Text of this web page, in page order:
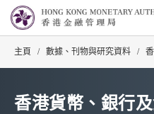
主頁 / 數據、刊物與研究資料 /
香港貨幣、銀行